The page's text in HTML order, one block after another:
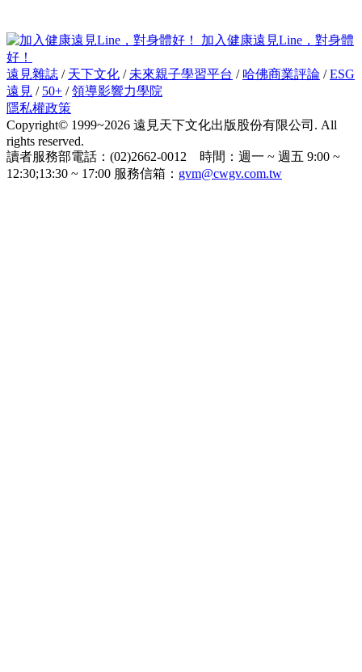
加入健康遠見Line，對身體
好！
遠見雜誌 / 天下文化 / 未來親子學習平台 / 哈佛商業評論 /ESG
遠見 / 50+ /領導影響力學院
隱私權政策
Copyright© 1999~2026 遠見天下文化出版股份有限公司. All
rights reserved.
讀者服務部電話：(02)2662-0012 時間：週一 ~ 週五 9:00 ~
12:30;13:30 ~ 17:00 服務信箱： gvm@cwgv.com.tw